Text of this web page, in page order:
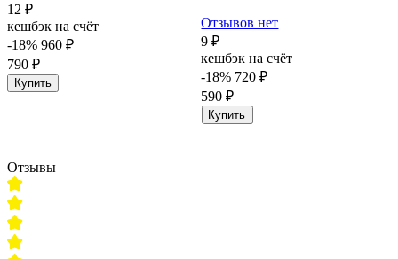
12 ₽
кешбэк на счёт
-18% 960 ₽
790 ₽
Купить
Отзывов нет
9 ₽
кешбэк на счёт
-18% 720 ₽
590 ₽
Купить
Отзывы